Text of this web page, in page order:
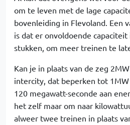
om te leven met de lage
bovenleiding in Flevoland. Een
is dat er onvoldoende capaciteit
stukken, om meer treinen te
Kan je in plaats van de zeg
intercity, dat beperken tot
120 megawatt-seconde aan
het zelf maar om naar
alweer twee treinen in plaats